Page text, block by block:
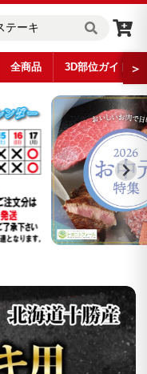
全商品 3D部位ガイド ＞